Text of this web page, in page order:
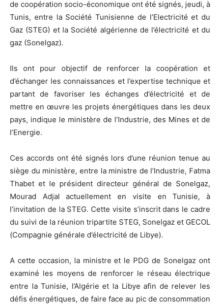
de coopération socio-économique ont été signés, jeudi, à
Tunis, entre la Société Tunisienne de l’Electricité et du
Gaz (STEG) et la Société algérienne de l’électricité et du
gaz (Sonelgaz).
Ils ont pour objectif de renforcer la coopération et
d’échanger les connaissances et l’expertise technique et
partant de favoriser les échanges d’électricité et de
mettre en œuvre les projets énergétiques dans les deux
pays, indique le ministère de l’Industrie, des Mines et de
l’Energie.
Ces accords ont été signés lors d’une réunion tenue au
siège du ministère, entre la ministre de l’Industrie, Fatma
Thabet et le président directeur général de Sonelgaz,
Mourad Adjal actuellement en visite en Tunisie, à
l’invitation de la STEG. Cette visite s’inscrit dans le cadre
du suivi de la réunion tripartite STEG, Sonelgaz et GECOL
(Compagnie générale d’électricité de Libye).
A cette occasion, la ministre et le PDG de Sonelgaz ont
examiné les moyens de renforcer le réseau électrique
entre la Tunisie, l’Algérie et la Libye afin de relever les
défis énergétiques, de faire face au pic de consommation